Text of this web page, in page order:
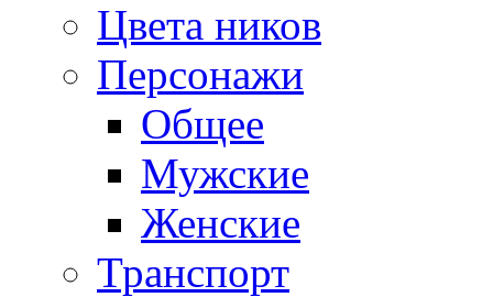
Цвета ников
Персонажи
Общее
Мужские
Женские
Транспорт